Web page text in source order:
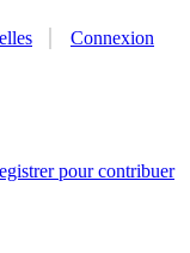
Connexion
pour contribuer